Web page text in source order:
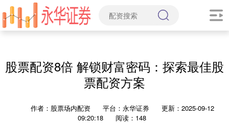
股票配资8倍 解锁财富密码：探索最佳股
票配资方案
作者：股票场内配资 平台：永华证券
更新：2025-09-12
09:20:18
阅读：148